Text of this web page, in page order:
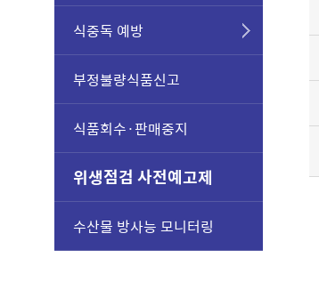
식중독 예방
부정불량식품신고
식품회수·판매중지
위생점검 사전예고제
수산물 방사능 모니터링